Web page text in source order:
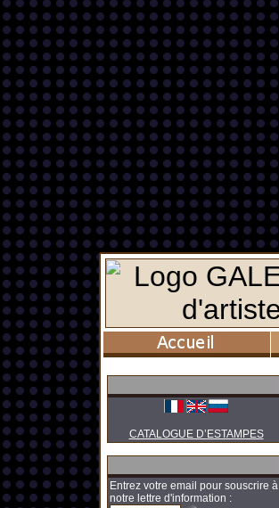
CATALOGUE D’ESTAMPES
Entrez votre email pour souscrire à
notre lettre d'information :